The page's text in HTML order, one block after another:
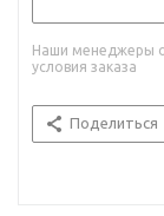
Наши менеджеры
условия заказа
Поделиться